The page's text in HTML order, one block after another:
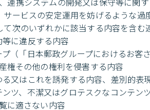
サービスの安定運用を妨げるような
て次のいずれかに該当する内容を含
に違反する内容
（「日本郵政グループにおけるお
権その他の権利を侵害する内容
又はこれを誘発する内容、差別的表
ツ、不潔又はグロテスクなコンテ
に適さない内容